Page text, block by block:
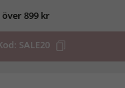
899 kr
SALE20